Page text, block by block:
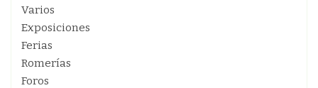
Varios
Exposiciones
Ferias
Romerías
Foros